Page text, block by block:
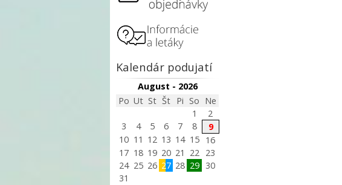
Kalendár podujatí
August - 2026
Po Ut St Št Pi So Ne
1
2
3
4 5 6 7 8
9
10 11 12 13 14 15
16
17 18 19 20 21 22
23
24 25 26 27 28 29
30
31